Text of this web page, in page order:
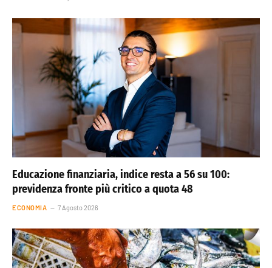
Educazione finanziaria, indice resta a 56 su 100:
previdenza fronte più critico a quota 48
ECONOMIA 7 Agosto 2026